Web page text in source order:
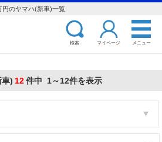
円のヤマハ(新車)一覧
検索 マイページ メニュー
) 12件中 1～12件を表示